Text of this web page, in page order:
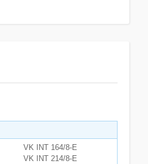
VK INT 164/8-E
VK INT 214/8-E